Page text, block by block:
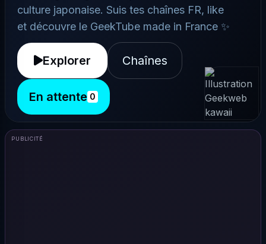
culture japonaise. Suis tes chaînes FR, like
et découvre le GeekTube made in France ✨
Explorer Chaînes
En attente 0
PUBLICITÉ